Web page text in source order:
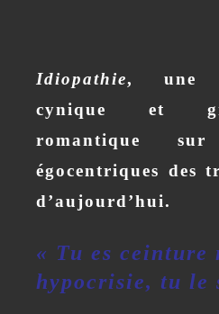
Idiopathie, une
cynique et
romantique
égocentriques des
d’aujourd’hui.
« Tu es ceinture
hypocrisie, tu le